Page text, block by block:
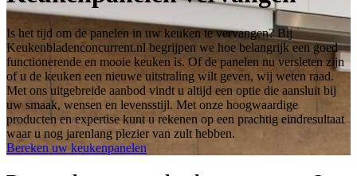
Is het tijd om de panelen in uw keuken te vervangen? Bij
Keukenbladenconcurrent.nl begrijpen we hoe belangrijk een goed
functionerende en mooie keuken is. Of de panelen nu versleten zijn
of u de keuken een nieuwe uitstraling wilt geven, wij weten raad.
Met ons uitgebreide aanbod vindt u altijd een optie die aansluit bij
uw smaak, wensen en levensstijl. Met onze hoogwaardige
producten en expertise kunt u rekenen op een prachtig eindresultaat
waar u nog jarenlang plezier van zult hebben.
Bereken uw keukenpanelen